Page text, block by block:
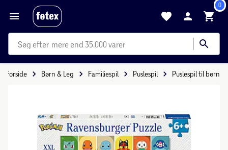
0
mere end 35.000 varer
Forside Børn & Leg Familiespil Puslespil Puslespil til børn